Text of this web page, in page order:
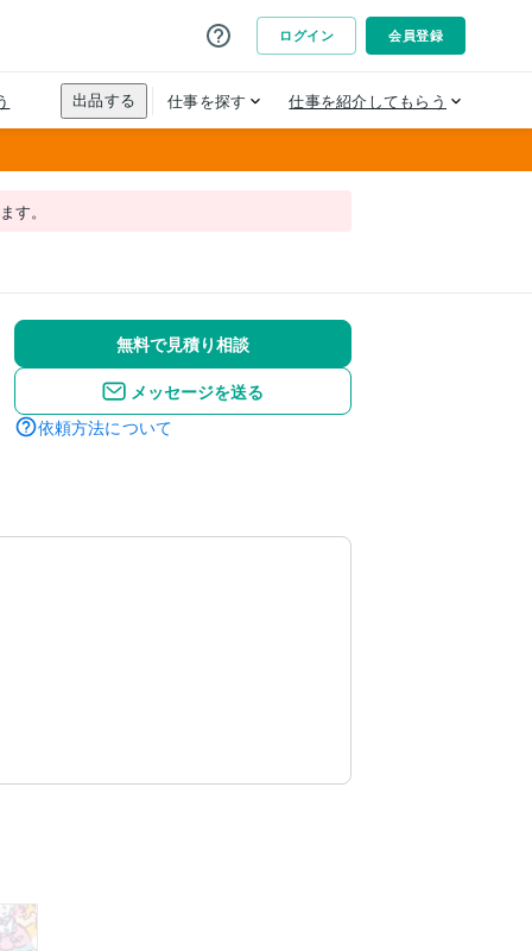
す。
無料で見積り相談
メッセージを送る
依頼方法について